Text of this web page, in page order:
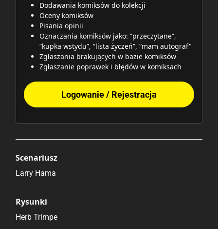
Dodawania komiksów do kolekcji
Oceny komiksów
Pisania opinii
Oznaczania komiksów jako: “przeczytane”,
“kupka wstydu”, “lista życzeń”, “mam autograf"
Zgłaszania brakujących w bazie komiksów
Zgłaszanie poprawek i błędów w komiksach
Logowanie / Rejestracja
Scenariusz
Larry Hama
Rysunki
Herb Trimpe